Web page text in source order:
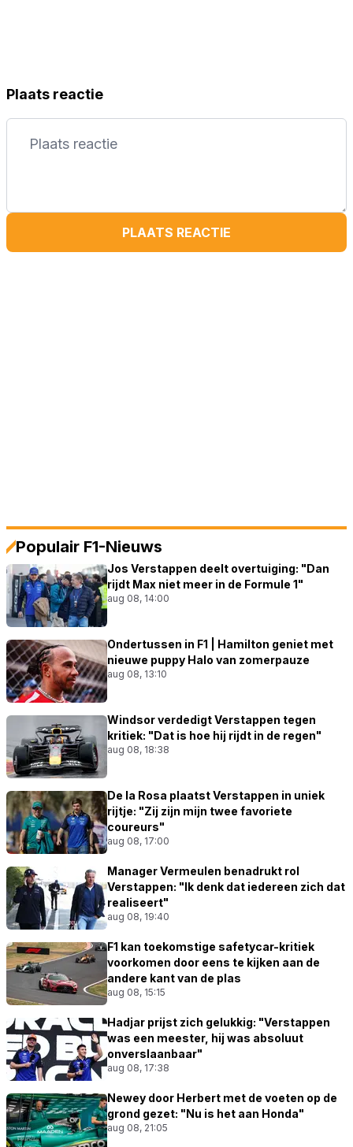
Plaats reactie
PLAATS REACTIE
Populair F1-Nieuws
Jos Verstappen deelt overtuiging: "Dan
rijdt Max niet meer in de Formule 1"
aug 08, 14:00
Ondertussen in F1 | Hamilton geniet met
nieuwe puppy Halo van zomerpauze
aug 08, 13:10
Windsor verdedigt Verstappen tegen
kritiek: "Dat is hoe hij rijdt in de regen"
aug 08, 18:38
De la Rosa plaatst Verstappen in uniek
rijtje: "Zij zijn mijn twee favoriete
coureurs"
aug 08, 17:00
Manager Vermeulen benadrukt rol
Verstappen: "Ik denk dat iedereen zich dat
realiseert"
aug 08, 19:40
F1 kan toekomstige safetycar-kritiek
voorkomen door eens te kijken aan de
andere kant van de plas
aug 08, 15:15
Hadjar prijst zich gelukkig: "Verstappen
was een meester, hij was absoluut
onverslaanbaar"
aug 08, 17:38
Newey door Herbert met de voeten op de
grond gezet: "Nu is het aan Honda"
aug 08, 21:05